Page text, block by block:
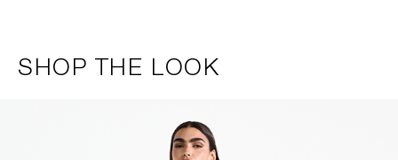
SHOP THE LOOK